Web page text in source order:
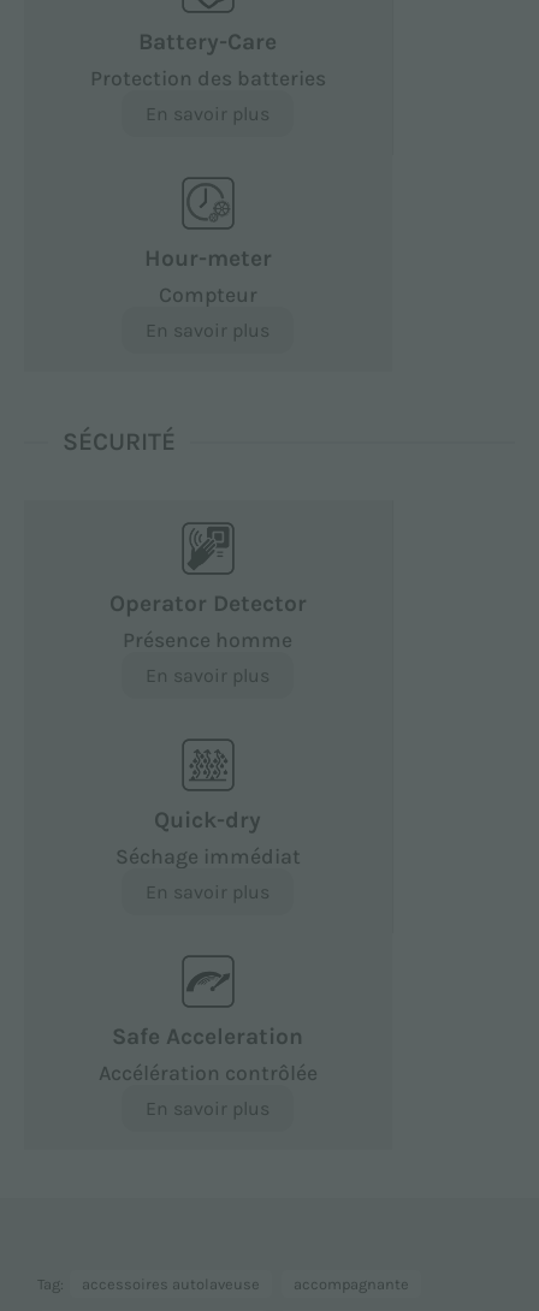
Battery-Care
Protection des batteries
En savoir plus
Hour-meter
Compteur
En savoir plus
SÉCURITÉ
Operator Detector
Présence homme
En savoir plus
Quick-dry
Séchage immédiat
En savoir plus
Safe Acceleration
Accélération contrôlée
En savoir plus
Tag: accessoires autolaveuse accompagnante